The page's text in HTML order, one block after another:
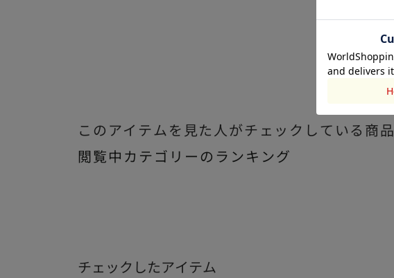
このアイテムを見た人がチェックしている商品
閲覧中カテゴリーのランキング
チェックしたアイテム